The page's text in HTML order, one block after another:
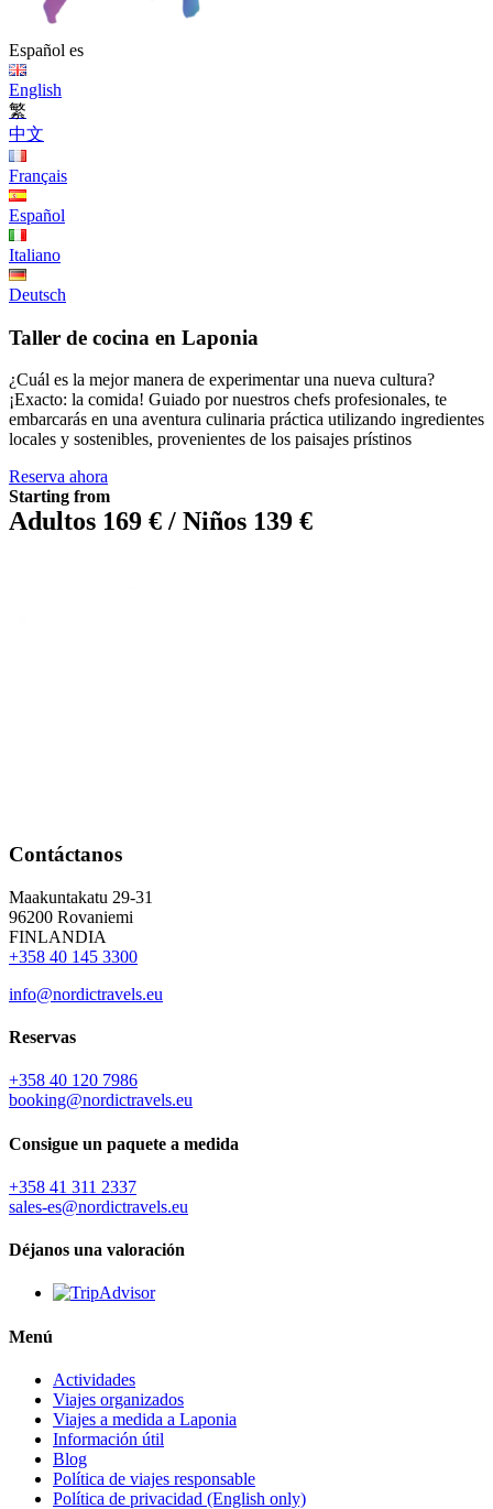
Español es
English
繁
中文
Français
Español
Italiano
Deutsch
Taller de cocina en Laponia
¿Cuál es la mejor manera de experimentar una nueva cultura?
¡Exacto: la comida! Guiado por nuestros chefs profesionales, te
embarcarás en una aventura culinaria práctica utilizando ingredientes
locales y sostenibles, provenientes de los paisajes prístinos
Reserva ahora
Starting from
Adultos 169 € / Niños 139 €
Contáctanos
Maakuntakatu 29-31
96200 Rovaniemi
FINLANDIA
+358 40 145 3300
info@nordictravels.eu
Reservas
+358 40 120 7986
booking@nordictravels.eu
Consigue un paquete a medida
+358 41 311 2337
sales-es@nordictravels.eu
Déjanos una valoración
Menú
Actividades
Viajes organizados
Viajes a medida a Laponia
Información útil
Blog
Política de viajes responsable
Política de privacidad (English only)